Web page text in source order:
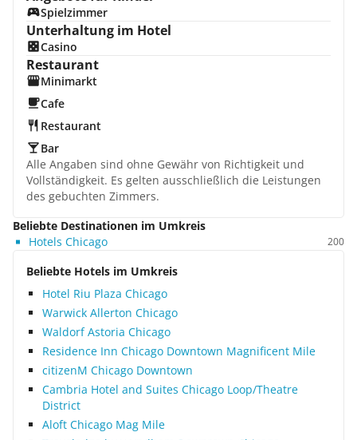
Spielzimmer
Unterhaltung im Hotel
Casino
Restaurant
Minimarkt
Cafe
Restaurant
Bar
Alle Angaben sind ohne Gewähr von Richtigkeit und
Vollständigkeit. Es gelten ausschließlich die Leistungen
des gebuchten Zimmers.
Beliebte Destinationen im Umkreis
Hotels Chicago
200
Beliebte Hotels im Umkreis
Hotel Riu Plaza Chicago
Warwick Allerton Chicago
Waldorf Astoria Chicago
Residence Inn Chicago Downtown Magnificent Mile
citizenM Chicago Downtown
Cambria Hotel and Suites Chicago Loop/Theatre
District
Aloft Chicago Mag Mile